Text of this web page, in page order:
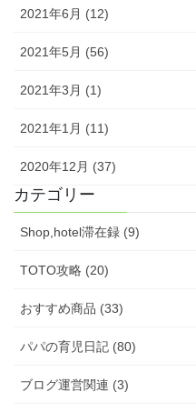
2021年6月 (12)
2021年5月 (56)
2021年3月 (1)
2021年1月 (11)
2020年12月 (37)
カテゴリー
Shop,hotel滞在録 (9)
TOTO攻略 (20)
おすすめ商品 (33)
パパの育児日記 (80)
ブログ運営関連 (3)